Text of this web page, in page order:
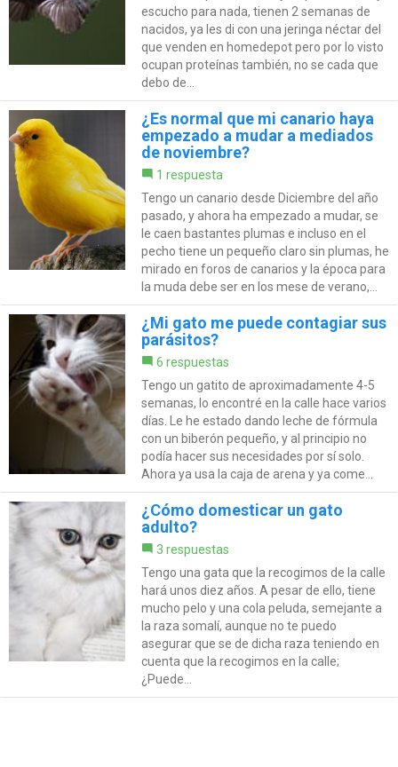
escucho para nada, tienen 2 semanas de
nacidos, ya les di con una jeringa néctar del
que venden en homedepot pero por lo visto
ocupan proteínas también, no se cada que
debo de...
¿Es normal que mi canario haya
empezado a mudar a mediados
de noviembre?
1 respuesta
Tengo un canario desde Diciembre del año
pasado, y ahora ha empezado a mudar, se
le caen bastantes plumas e incluso en el
pecho tiene un pequeño claro sin plumas, he
mirado en foros de canarios y la época para
la muda debe ser en los mese de verano,...
¿Mi gato me puede contagiar sus
parásitos?
6 respuestas
Tengo un gatito de aproximadamente 4-5
semanas, lo encontré en la calle hace varios
días. Le he estado dando leche de fórmula
con un biberón pequeño, y al principio no
podía hacer sus necesidades por sí solo.
Ahora ya usa la caja de arena y ya come...
¿Cómo domesticar un gato
adulto?
3 respuestas
Tengo una gata que la recogimos de la calle
hará unos diez años. A pesar de ello, tiene
mucho pelo y una cola peluda, semejante a
la raza somalí, aunque no te puedo
asegurar que se de dicha raza teniendo en
cuenta que la recogimos en la calle;
¿Puede...